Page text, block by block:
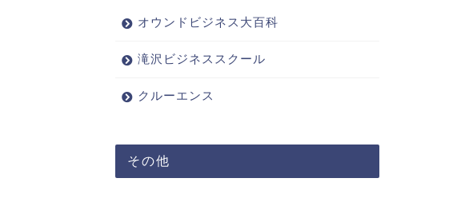
オウンドビジネス大百科
滝沢ビジネススクール
クルーエンス
その他